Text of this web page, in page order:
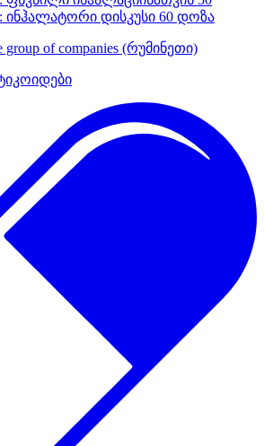
ინჰალატორი დისკუსი 60 დოზა
group of companies (რუმინეთი)